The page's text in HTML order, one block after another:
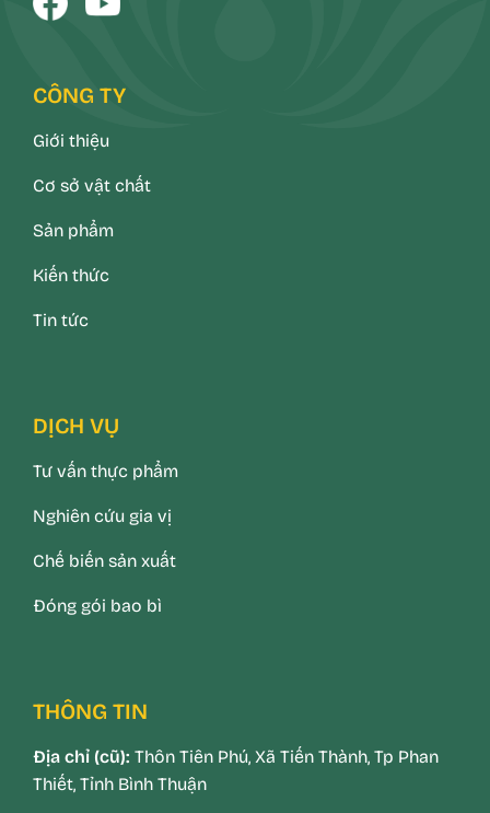
CÔNG TY
Giới thiệu
Cơ sở vật chất
Sản phẩm
Kiến thức
Tin tức
DỊCH VỤ
Tư vấn thực phẩm
Nghiên cứu gia vị
Chế biến sản xuất
Đóng gói bao bì
THÔNG TIN
Địa chỉ (cũ): Thôn Tiên Phú, Xã Tiến Thành, Tp Phan
Thiết, Tỉnh Bình Thuận